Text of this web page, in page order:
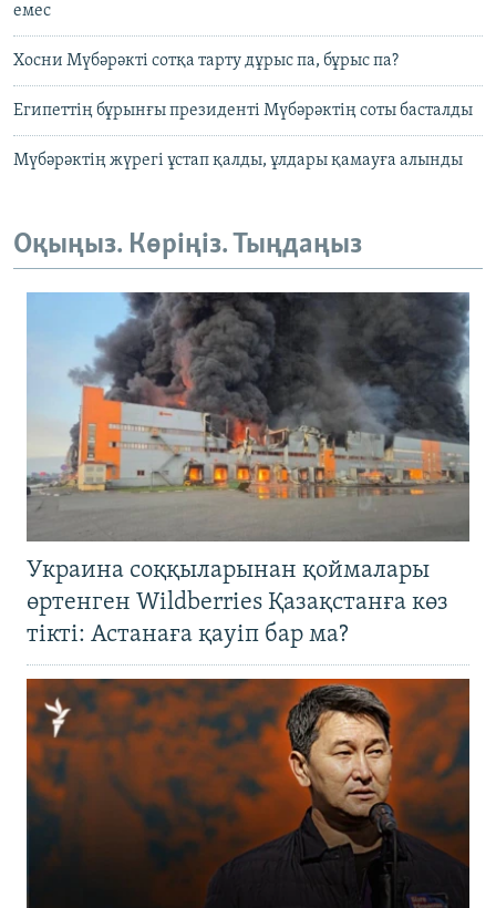
емес
Хосни Мүбәрәкті сотқа тарту дұрыс па, бұрыс па?
Египеттің бұрынғы президенті Мүбәрәктің соты басталды
Мүбәрәктің жүрегі ұстап қалды, ұлдары қамауға алынды
Оқыңыз. Көріңіз. Тыңдаңыз
Украина соққыларынан қоймалары
өртенген Wildberries Қазақстанға көз
тікті: Астанаға қауіп бар ма?